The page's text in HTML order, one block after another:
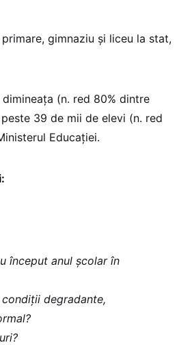
gimnaziu și liceu la stat,
(n. red 80% dintre
39 de mii de elevi (n. red
Educației.
început anul școlar în
degradante,